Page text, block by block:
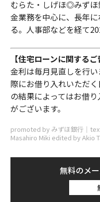
むらた・しげほ◎みずほ
金業務を中心に、長年
る。人事部などを経て
【住宅ローンに関するご
金利は毎月見直しを行
際にお借り入れいただ
の結果によってはお借
がございます。
promoted by みずほ銀行｜
Masahiro Miki edited by Akio
無料のメ